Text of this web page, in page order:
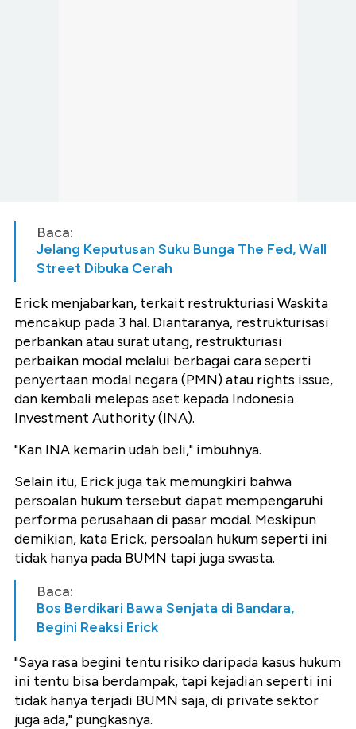
Baca:
Jelang Keputusan Suku Bunga The Fed, Wall
Street Dibuka Cerah
Erick menjabarkan, terkait restrukturiasi Waskita
mencakup pada 3 hal. Diantaranya, restrukturisasi
perbankan atau surat utang, restrukturiasi
perbaikan modal melalui berbagai cara seperti
penyertaan modal negara (PMN) atau rights issue,
dan kembali melepas aset kepada Indonesia
Investment Authority (INA).
"Kan INA kemarin udah beli," imbuhnya.
Selain itu, Erick juga tak memungkiri bahwa
persoalan hukum tersebut dapat mempengaruhi
performa perusahaan di pasar modal. Meskipun
demikian, kata Erick, persoalan hukum seperti ini
tidak hanya pada BUMN tapi juga swasta.
Baca:
Bos Berdikari Bawa Senjata di Bandara,
Begini Reaksi Erick
"Saya rasa begini tentu risiko daripada kasus hukum
ini tentu bisa berdampak, tapi kejadian seperti ini
tidak hanya terjadi BUMN saja, di private sektor
juga ada," pungkasnya.